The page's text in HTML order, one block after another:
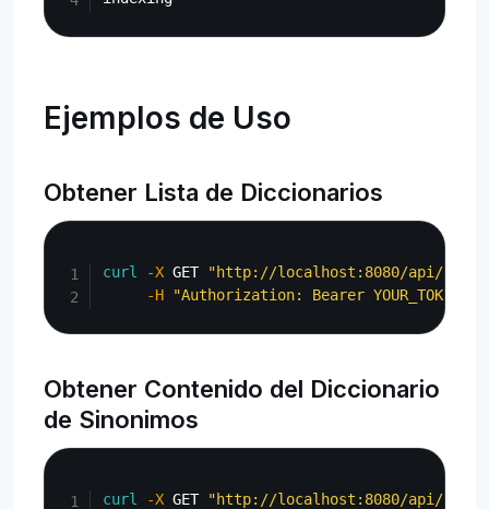
Ejemplos de Uso
Obtener Lista de Diccionarios
curl -X GET "http://localhost:8080/api/
-H
"Authorization: Bearer YOUR_TOKEN"
Obtener Contenido del Diccionario
de Sinonimos
curl -X GET "http://localhost:8080/api/